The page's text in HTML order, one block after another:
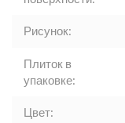
Рисунок:
Плиток в
упаковке:
Цвет: